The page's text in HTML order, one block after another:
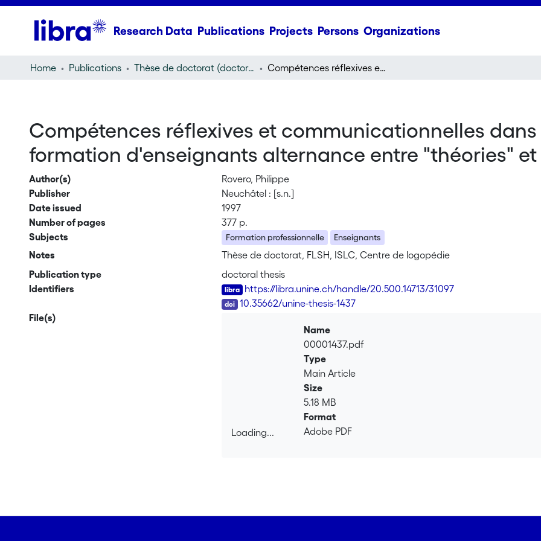
Research Data Publications Projects Persons Organizations
Home Publications Thèse de doctorat (doctoral thesis) Compétences réflexives et communicationnelles dans le processus de formation d'enseignants alternance entre "théories" et "pratiques"
Compétences réflexives et communicationnelles dans
formation d'enseignants alternance entre "théories"
Author(s)
Rovero, Philippe
Publisher
Neuchâtel : [s.n.]
Date issued
1997
Number of pages
377 p.
Subjects
Formation professionnelle Enseignants
Notes
Thèse de doctorat, FLSH, ISLC, Centre de logopédie
Publication type
doctoral thesis
Identifiers
https://libra.unine.ch/handle/20.500.14713/31097
10.35662/unine-thesis-1437
File(s)
Loading...
Name
00001437.pdf
Type
Main Article
Size
5.18 MB
Format
Adobe PDF